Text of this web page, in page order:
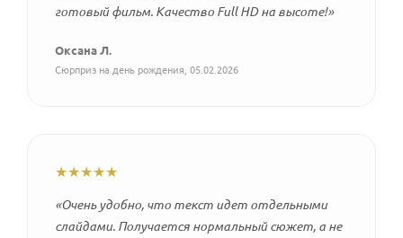
готовый фильм. Качество Full HD на высоте!»
Оксана Л.
Сюрприз на день рождения, 05.02.2026
★★★★★
«Очень удобно, что текст идет отдельными
слайдами. Получается нормальный сюжет, а не